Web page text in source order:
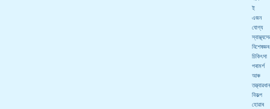
ই
এজন
যোগ্য
বিশেষজ্ঞৰ
চিকিৎসা
পৰামৰ্শ
আৰু
বিকল্প
হোৱাৰ